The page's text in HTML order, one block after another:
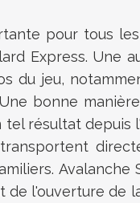
pour tous
Express. Une
du jeu,
bonne
résultat
l'ouverture de